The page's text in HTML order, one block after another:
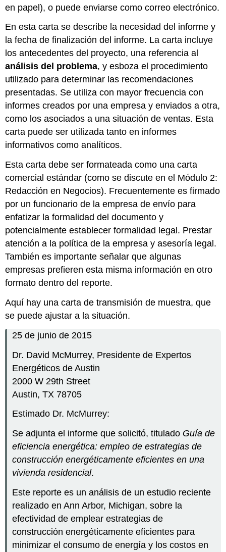
en papel), o puede enviarse como correo electrónico.
En esta carta se describe la necesidad del informe y
la fecha de finalización del informe. La carta incluye
los antecedentes del proyecto, una referencia al
análisis del problema, y esboza el procedimiento
utilizado para determinar las recomendaciones
presentadas. Se utiliza con mayor frecuencia con
informes creados por una empresa y enviados a otra,
como los asociados a una situación de ventas. Esta
carta puede ser utilizada tanto en informes
informativos como analíticos.
Esta carta debe ser formateada como una carta
comercial estándar (como se discute en el Módulo 2:
Redacción en Negocios). Frecuentemente es firmado
por un funcionario de la empresa de envío para
enfatizar la formalidad del documento y
potencialmente establecer formalidad legal. Prestar
atención a la política de la empresa y asesoría legal.
También es importante señalar que algunas
empresas prefieren esta misma información en otro
formato dentro del reporte.
Aquí hay una carta de transmisión de muestra, que
se puede ajustar a la situación.
25 de junio de 2015
Dr. David McMurrey, Presidente de Expertos
Energéticos de Austin
2000 W 29th Street
Austin, TX 78705
Estimado Dr. McMurrey:
Se adjunta el informe que solicitó, titulado Guía de
eficiencia energética: empleo de estrategias de
construcción energéticamente eficientes en una
vivienda residencial.
Este reporte es un análisis de un estudio reciente
realizado en Ann Arbor, Michigan, sobre la
efectividad de emplear estrategias de
construcción energéticamente eficientes para
minimizar el consumo de energía y los costos en